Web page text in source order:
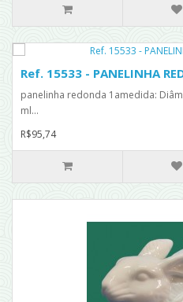
Ref. 15533 - PANELINHA
panelinha redonda 1amedida:
ml...
R$95,74